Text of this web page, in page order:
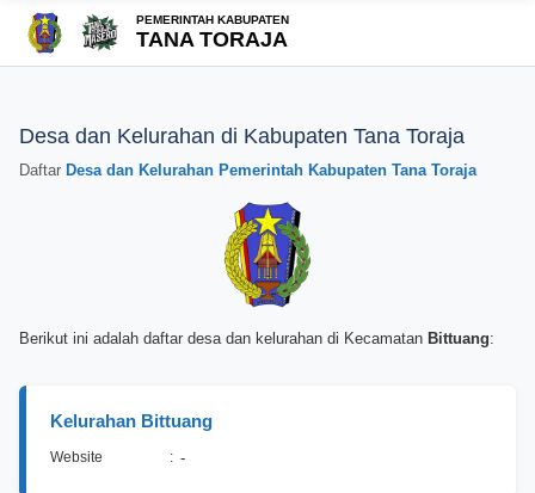
PEMERINTAH KABUPATEN
TANA TORAJA
Desa dan Kelurahan di Kabupaten Tana Toraja
Daftar Desa dan Kelurahan Pemerintah Kabupaten Tana Toraja
Berikut ini adalah daftar desa dan kelurahan di Kecamatan Bittuang:
Kelurahan Bittuang
Website : -